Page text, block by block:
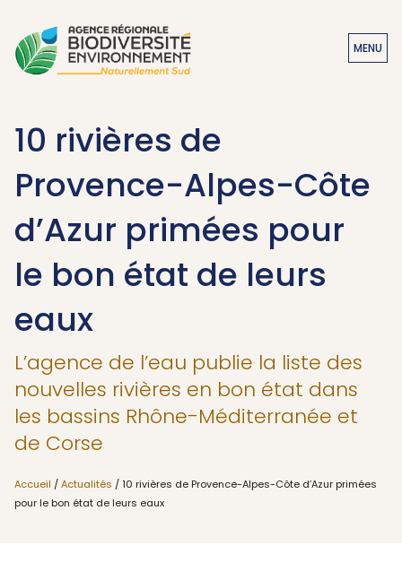
MENU
10 rivières de
Provence-Alpes-Côte
d’Azur primées pour
le bon état de leurs
eaux
L’agence de l’eau publie la liste des
nouvelles rivières en bon état dans
les bassins Rhône-Méditerranée et
de Corse
Accueil /Actualités / 10 rivières de Provence-Alpes-Côte d’Azur primées
pour le bon état de leurs eaux